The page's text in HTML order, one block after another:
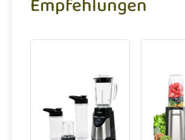
Empfehlungen